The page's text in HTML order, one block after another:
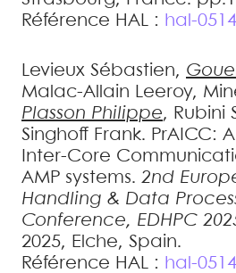
Référence HAL : hal-
Levieux Sébastien,
Malac-Allain Leeroy,
Plasson Philippe, Rubini
Singhoff Frank. PrAICC:
Inter-Core
AMP systems. 2nd
Handling & Data
Conference, EDHPC
2025, Elche, Spain.
Référence HAL : hal-